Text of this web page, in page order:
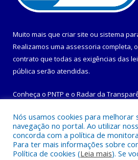
Muito mais que criar site ou sistema
Realizamos uma assessoria completa,
contrato que todas as exigências das
pública serão atendidas.
Conheça o PNTP e o Radar da
Todos os direitos reservados a
Maracanã.
Nós usamos cookies para melhorar
navegação no portal. Ao utilizar
concorda com a política de
Para ter mais informações sobre
Política de cookies (Leia mais). Se